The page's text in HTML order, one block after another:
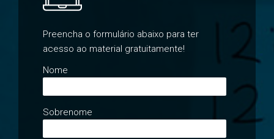
Preencha o formulário abaixo para ter
acesso ao material gratuitamente!
Nome
Sobrenome